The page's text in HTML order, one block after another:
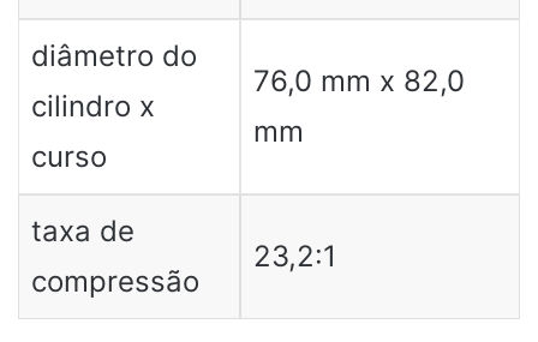
diâmetro do
cilindro x
curso
76,0 mm x 82,0
mm
taxa de
compressão
23,2:1